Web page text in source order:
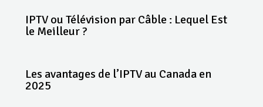
IPTV ou Télévision par Câble : Lequel Est
le Meilleur ?
Les avantages de l’IPTV au Canada en
2025